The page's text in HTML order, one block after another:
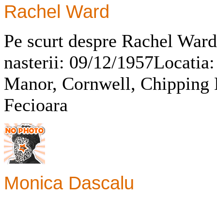
Rachel Ward
Pe scurt despre Rachel
nasterii: 09/12/
Manor, Cornwell, Chipping
Fecioara
Monica Dascalu